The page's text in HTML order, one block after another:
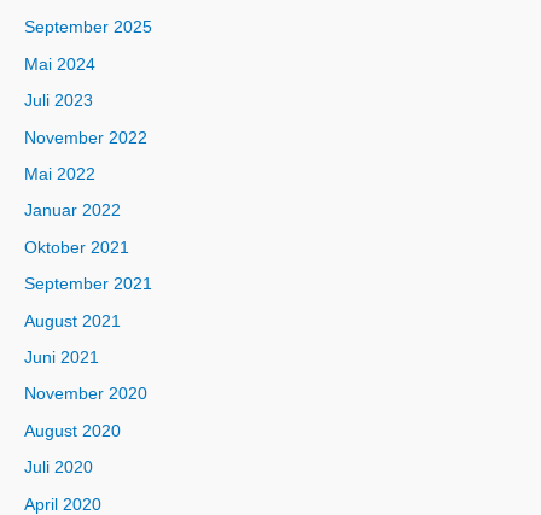
September 2025
Mai 2024
Juli 2023
November 2022
Mai 2022
Januar 2022
Oktober 2021
September 2021
August 2021
Juni 2021
November 2020
August 2020
Juli 2020
April 2020